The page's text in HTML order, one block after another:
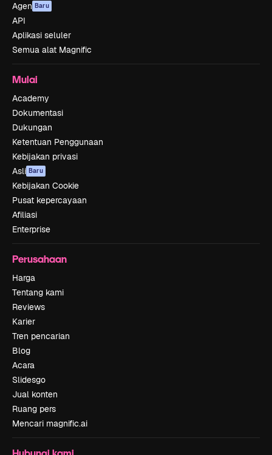
Agen Baru
API
Aplikasi seluler
Semua alat Magnific
Mulai
Academy
Dokumentasi
Dukungan
Ketentuan Penggunaan
Kebijakan privasi
Asli Baru
Kebijakan Cookie
Pusat kepercayaan
Afiliasi
Enterprise
Perusahaan
Harga
Tentang kami
Reviews
Karier
Tren pencarian
Blog
Acara
Slidesgo
Jual konten
Ruang pers
Mencari magnific.ai